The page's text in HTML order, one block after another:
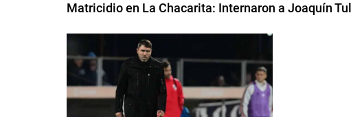
Matricidio en La Chacarita: Internaron a Joaquín